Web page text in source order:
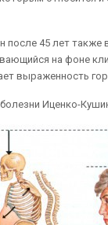
после 45 лет
на фоне
выраженность
Иценко-